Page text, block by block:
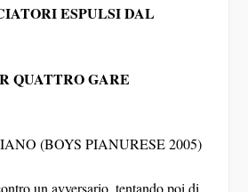
ESPULSI DAL
QUATTRO GARE
(BOYS PIANURESE 2005)
un avversario, tentando poi di